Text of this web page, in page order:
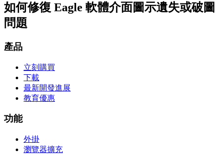
如何修復 Eagle 軟體介面圖示遺失或破圖
問題
產品
立刻購買
下載
最新開發進展
教育優惠
功能
外掛
瀏覽器擴充